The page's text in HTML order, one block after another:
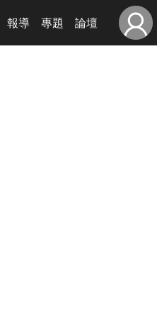
報導 專題 論壇